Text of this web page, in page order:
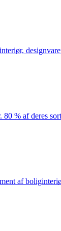
% af deres
af